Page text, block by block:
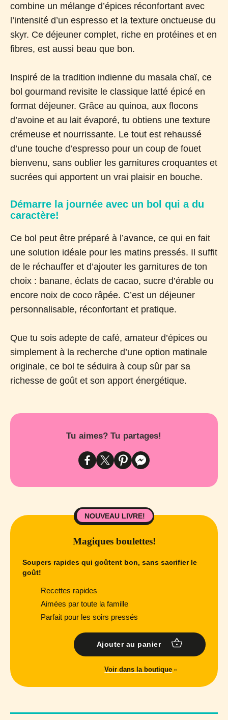
combine un mélange d’épices réconfortant avec
l’intensité d’un espresso et la texture onctueuse du
skyr. Ce déjeuner complet, riche en protéines et en
fibres, est aussi beau que bon.
Inspiré de la tradition indienne du masala chaï, ce
bol gourmand revisite le classique latté épicé en
format déjeuner. Grâce au quinoa, aux flocons
d’avoine et au lait évaporé, tu obtiens une texture
crémeuse et nourrissante. Le tout est rehaussé
d’une touche d’espresso pour un coup de fouet
bienvenu, sans oublier les garnitures croquantes et
sucrées qui apportent un vrai plaisir en bouche.
Démarre la journée avec un bol qui a du
caractère!
Ce bol peut être préparé à l’avance, ce qui en fait
une solution idéale pour les matins pressés. Il suffit
de le réchauffer et d’ajouter les garnitures de ton
choix : banane, éclats de cacao, sucre d’érable ou
encore noix de coco râpée. C’est un déjeuner
personnalisable, réconfortant et pratique.
Que tu sois adepte de café, amateur d’épices ou
simplement à la recherche d’une option matinale
originale, ce bol te séduira à coup sûr par sa
richesse de goût et son apport énergétique.
Tu aimes? Tu partages!
NOUVEAU LIVRE!
Magiques boulettes!
Soupers rapides qui goûtent bon, sans sacrifier le
goût!
Recettes rapides
Aimées par toute la famille
Parfait pour les soirs pressés
Ajouter au panier
Voir dans la boutique